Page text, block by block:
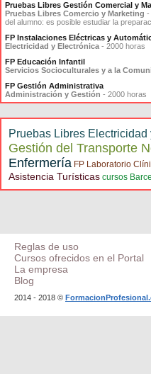
Pruebas Libres Gestión Comercial y
Pruebas Libres Comercio y Marketing -
del alumno: es posible estudiar la
FP Instalaciones Eléctricas y
Electricidad y Electrónica - 2000 horas
FP Educación Infantil
Servicios Socioculturales y a la
FP Gestión Administrativa
Administración y Gestión - 2000 horas
Pruebas Libres Electricidad
Gestión del Transporte
Enfermería FP Laboratorio
Asistencia Turísticas cursos
Reglas de uso
Cursos ofrecidos en el Portal
La empresa
Blog
2014 - 2018 ©